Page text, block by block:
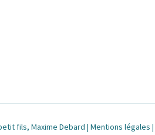
fils, Maxime Debard | Mentions légales |